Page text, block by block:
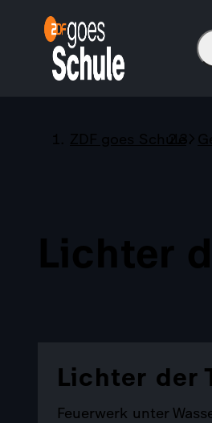
ZDF goes Schule
Lichter
Lichter der
Feuerwerk unter